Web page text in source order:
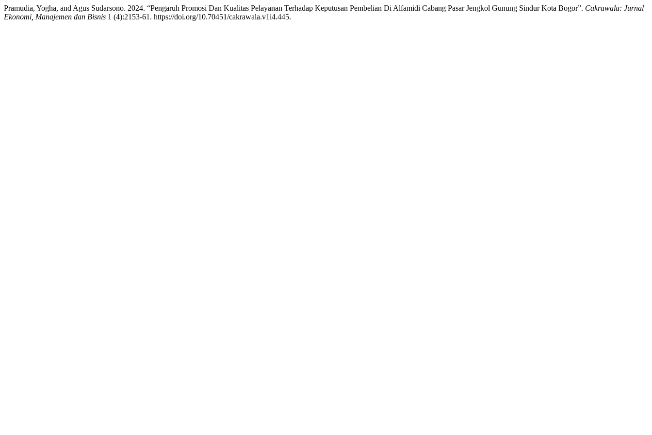
Pramudia, Yogha, and Agus Sudarsono. 2024. “Pengaruh Promosi Dan Kualitas Pelayanan Terhadap Keputusan Pembelian Di Alfamidi Cabang Pasar Jengkol Gunung Sindur Kota Bogor”. Cakrawala: Jurnal
Ekonomi, Manajemen dan Bisnis 1 (4):2153-61. https://doi.org/10.70451/cakrawala.v1i4.445.